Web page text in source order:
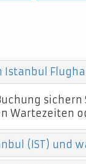
Istanbul
Wartezeiten
(IST) und